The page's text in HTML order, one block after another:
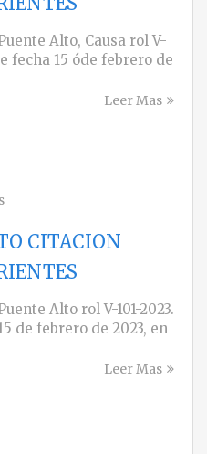
Alto, Causa rol V-
fecha 15 óde febrero de
Leer Mas
CITACION
Alto rol V-101-2023.
de febrero de 2023, en
Leer Mas